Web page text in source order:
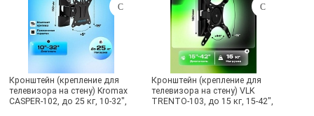
Сервисный центр
СКЛАД Бугульма, ул.Гафиатуллина, 45
Кронштейн (крепление для
телевизора на стену) Kromax
CASPER-102, до 25 кг, 10-32",
Кронштейн (крепление для
телевизора на стену) VLK
TRENTO-103, до 15 кг, 15-42",